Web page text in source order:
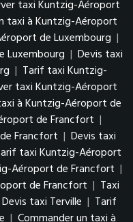
taxi Kuntzig-Aéroport
taxi à Kuntzig-Aéroport
de Luxembourg |
Luxembourg | Devis taxi
| Tarif taxi Kuntzig-
taxi Kuntzig-Aéroport
à Kuntzig-Aéroport de
de Francfort |
Francfort | Devis taxi
taxi Kuntzig-Aéroport
Aéroport de Francfort |
de Francfort | Taxi
Devis taxi Terville | Tarif